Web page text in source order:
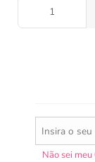
Não sei meu